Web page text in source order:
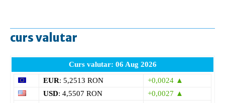
curs valutar
Curs valutar: 06 Aug 2026
EUR: 5,2513 RON
+0,0024 ▲
USD: 4,5507 RON
+0,0027 ▲